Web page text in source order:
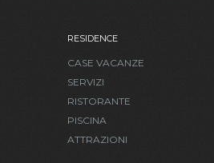
RESIDENCE
CASE VACANZE
SERVIZI
RISTORANTE
PISCINA
ATTRAZIONI